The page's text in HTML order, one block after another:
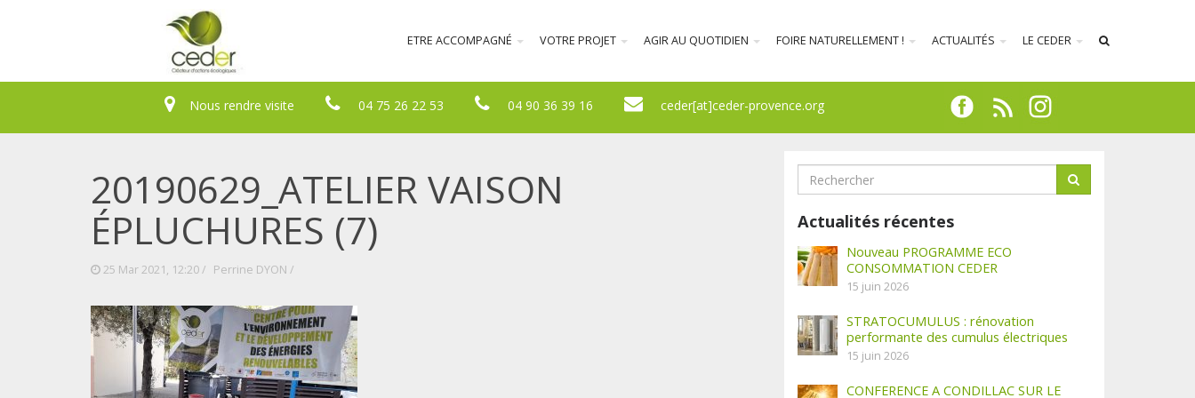
ETRE ACCOMPAGNÉ VOTRE PROJET AGIR AU QUOTIDIEN FOIRE NATURELLEMENT ! ACTUALITÉS LE CEDER
Nous rendre visite 04 75 26 22 53 04 90 36 39 16 ceder[at]ceder-provence.org
20190629_ATELIER VAISON
ÉPLUCHURES (7)
25 Mar 2021, 12:20 / Perrine DYON /
Actualités récentes
Nouveau PROGRAMME ECO
CONSOMMATION CEDER
15 juin 2026
STRATOCUMULUS : rénovation
performante des cumulus électriques
15 juin 2026
CONFERENCE A CONDILLAC SUR LE